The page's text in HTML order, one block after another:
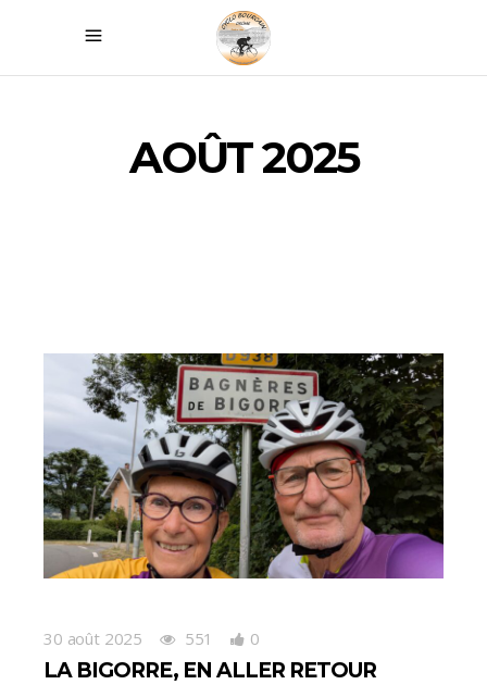
AOÛT 2025
30 août 2025 551 0
LA BIGORRE, EN ALLER RETOUR